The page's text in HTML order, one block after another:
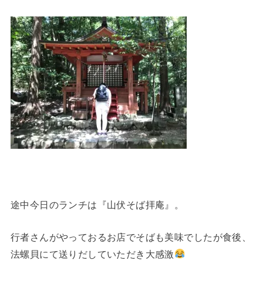
途中今日のランチは『山伏そば拝庵』。
行者さんがやっておるお店でそばも美味でしたが食後、
法螺貝にて送りだしていただき大感激